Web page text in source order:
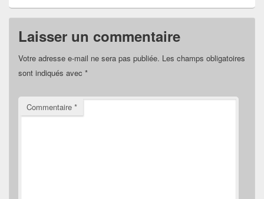
Laisser un commentaire
Votre adresse e-mail ne sera pas publiée. Les champs obligatoires
sont indiqués avec *
Commentaire *